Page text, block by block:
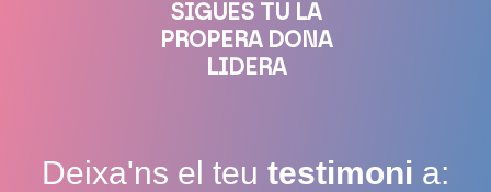
SIGUES TU LA
PROPERA DONA
LIDERA
Deixa'ns el teu testimoni a: